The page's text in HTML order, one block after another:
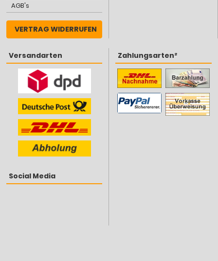
AGB's
VERTRAG WIDERRUFEN
Versandarten
Social Media
Zahlungsarten²